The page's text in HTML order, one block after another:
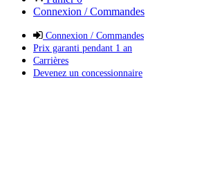
Connexion / Commandes
Connexion / Commandes
Prix garanti pendant 1 an
Carrières
Devenez un concessionnaire